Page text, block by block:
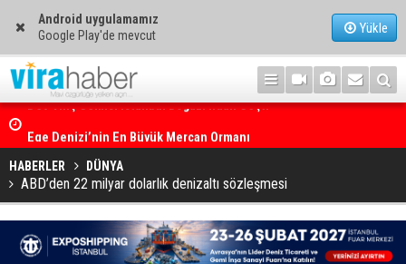
Android uygulamamız
Google Play'de mevcut
Yükle
HABERLER DÜNYA
ABD’den 22 milyar dolarlık denizaltı sözleşmesi